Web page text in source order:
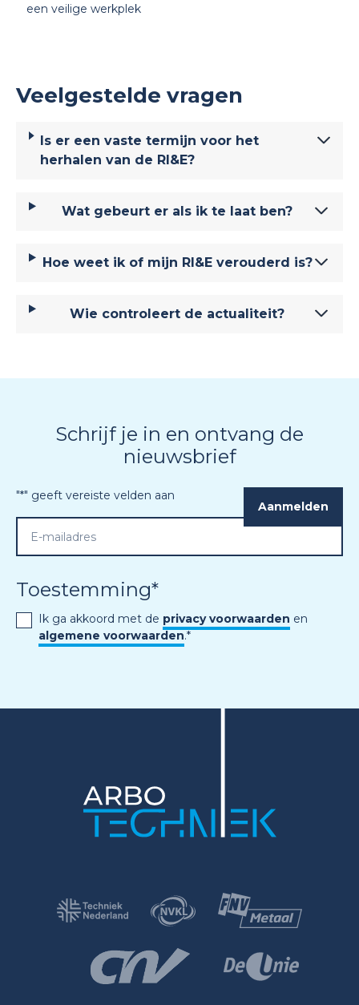
een veilige werkplek
Veelgestelde vragen
Is er een vaste termijn voor het
herhalen van de RI&E?
Wat gebeurt er als ik te laat ben?
Hoe weet ik of mijn RI&E verouderd is?
Wie controleert de actualiteit?
Schrijf je in en ontvang de
nieuwsbrief
"*" geeft vereiste velden aan
Toestemming*
Ik ga akkoord met de privacy voorwaarden en
algemene voorwaarden.*